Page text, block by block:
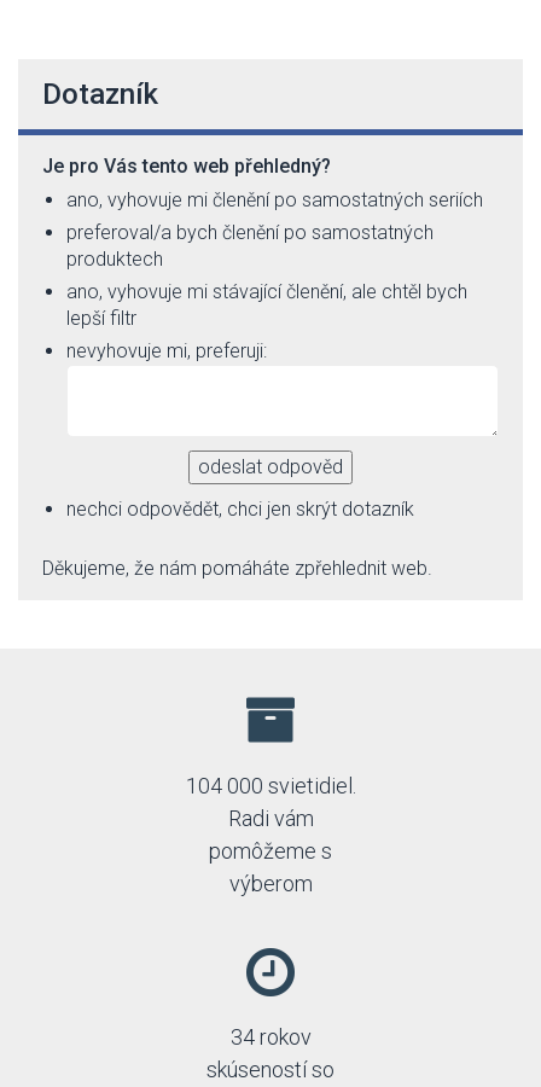
Dotazník
Je pro Vás tento web přehledný?
ano, vyhovuje mi členění po samostatných seriích
preferoval/a bych členění po samostatných
produktech
ano, vyhovuje mi stávající členění, ale chtěl bych
lepší filtr
nevyhovuje mi, preferuji:
odeslat odpověd
nechci odpovědět, chci jen skrýt dotazník
Děkujeme, že nám pomáháte zpřehlednit web.
104 000 svietidiel.
Radi vám
pomôžeme s
výberom
34 rokov
skúseností so